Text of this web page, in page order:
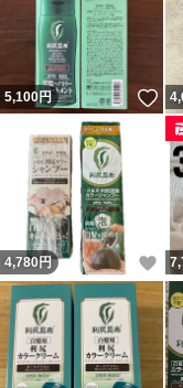
5,100円
4,780円